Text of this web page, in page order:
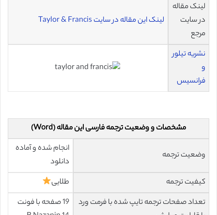
لینک مقاله
در سایت
مرجع
لینک این مقاله در سایت Taylor & Francis
نشریه تیلور
و
فرانسیس
مشخصات و وضعیت ترجمه فارسی این مقاله (Word)
وضعیت ترجمه
انجام شده و آماده
دانلود
کیفیت ترجمه
طلایی
تعداد صفحات ترجمه تایپ شده با فرمت ورد
19 صفحه با فونت